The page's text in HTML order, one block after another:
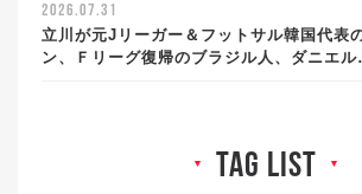
2026.07.31
立川が元Jリーガー＆フットサル韓国代表
ン、Ｆリーグ復帰のブラジル人、ダニエ
▼ tag list ▼